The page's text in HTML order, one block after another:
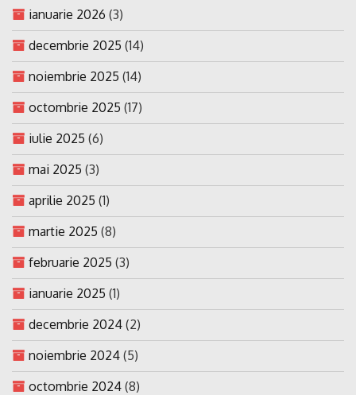
ianuarie 2026 (3)
decembrie 2025 (14)
noiembrie 2025 (14)
octombrie 2025 (17)
iulie 2025 (6)
mai 2025 (3)
aprilie 2025 (1)
martie 2025 (8)
februarie 2025 (3)
ianuarie 2025 (1)
decembrie 2024 (2)
noiembrie 2024 (5)
octombrie 2024 (8)